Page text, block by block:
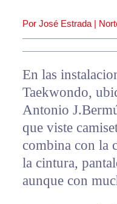
Por José Estrada |
En las
Taekwondo,
Antonio
que viste
combina con la
la cintura,
aunque con